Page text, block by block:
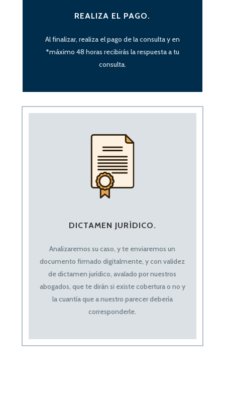
REALIZA EL PAGO.
Al finalizar, realiza el pago de la consulta y en
*máximo 48 horas recibirás la respuesta a tu
consulta.
DICTAMEN JURÍDICO.
Analizaremos su caso, y te enviaremos un
documento firmado digitalmente, y con validez
de dictamen jurídico, avalado por nuestros
abogados, que te dirán si existe cobertura o no y
lacuantía que a nuestro parecer debería
corresponderle.